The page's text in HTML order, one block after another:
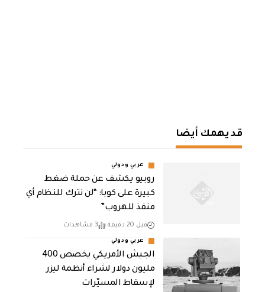
قد يهمك أيضا
عربي ودولي
روبيو يكشف عن حملة ضغط
كبيرة على كوبا: “لن نترك للنظام أي
منفذ للهروب”
قبل 20 دقيقة 3 مشاهدات
عربي ودولي
الجيش الأمريكي يخصص 400
مليون دولار لشراء أنظمة ليزر
لإسقاط المسيّرات